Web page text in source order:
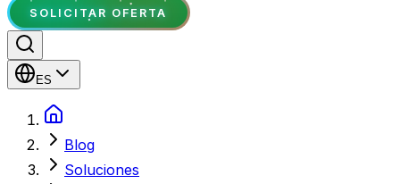
SOLICITAR OFERTA
ES
Blog
Soluciones